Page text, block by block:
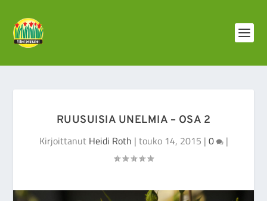
RUUSUISIA UNELMIA – OSA 2
Kirjoittanut Heidi Roth | touko 14, 2015 | 0 |